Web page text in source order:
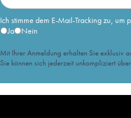
Ich stimme dem E-Mail-Tracking zu, um
Ja
Nein
Mit Ihrer Anmeldung erhalten Sie exklusiv
Sie können sich jederzeit unkompliziert